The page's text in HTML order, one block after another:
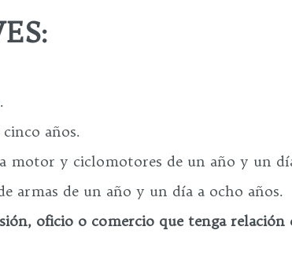
años.
motor y ciclomotores de un año y un
armas de un año y un día a ocho años.
oficio o comercio que tenga